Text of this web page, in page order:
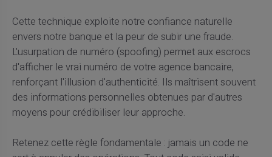
Cette technique exploite notre confiance naturelle
envers notre banque et la peur de subir une fraude.
L'usurpation de numéro (spoofing) permet aux escrocs
d'afficher le vrai numéro de votre agence bancaire,
renforçant l'illusion d'authenticité. Ils maîtrisent souvent
des informations personnelles obtenues par d'autres
moyens pour crédibiliser leur approche.
Retenez cette règle fondamentale : jamais un code ne